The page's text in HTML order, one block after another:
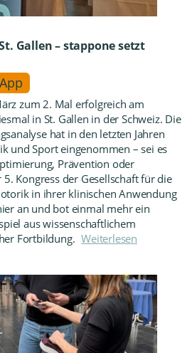
Gallen – stappone setzt
zum 2. Mal erfolgreich am
in St. Gallen in der Schweiz. Die
hat in den letzten Jahren
und Sport eingenommen – sei es
Prävention oder
Kongress der Gesellschaft für die
in ihrer klinischen Anwendung
an und bot einmal mehr ein
aus wissenschaftlichem
Fortbildung. Weiterlesen